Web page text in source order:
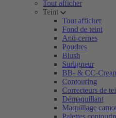
Tout afficher
Teint
Tout afficher
Fond de teint
Anti-cernes
Poudres
Blush
Surligneur
BB- & CC-
Contouring
Correcteurs de
Démaquillant
Maquillage
Palettes